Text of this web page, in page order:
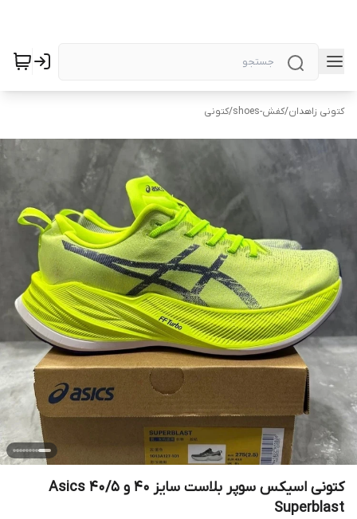
کتونی زاهدان/کفش-shoes /کتونی
کتونی اسیکس سوپر بلاست سایز ۴۰ و ۴۰/۵ Asics
Superblast